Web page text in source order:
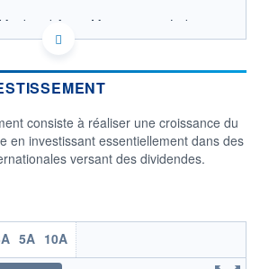
Asset Management Ltd
CONNU AU 06/08/2026
170
consiste à réaliser une croissance du
en investissant essentiellement dans des
versant des dividendes.
5A 10A